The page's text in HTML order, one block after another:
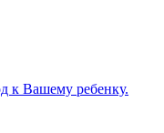
к Вашему ребенку.